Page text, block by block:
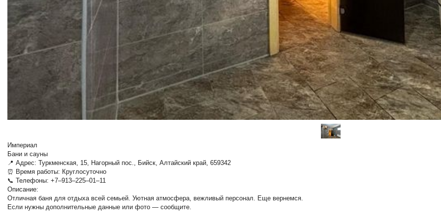
Империал
Бани и сауны
📍 Адрес: Туркменская, 15, Нагорный пос., Бийск, Алтайский край, 659342
⏰ Время работы: Круглосуточно
📞 Телефоны: +7‒913‒225‒01‒11
Описание:
Отличная баня для отдыха всей семьей. Уютная атмосфера, вежливый персонал. Еще вернемся.
Если нужны дополнительные данные или фото — сообщите.